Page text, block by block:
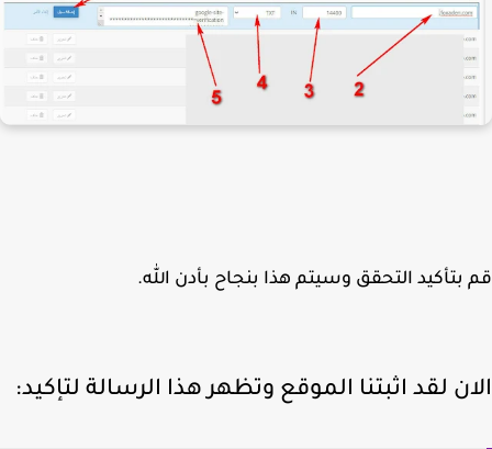
التحقق وسيتم هذا بنجاح بأدن الله.
لقد اثبتنا الموقع وتظهر هذا الرسالة لتإكيد: